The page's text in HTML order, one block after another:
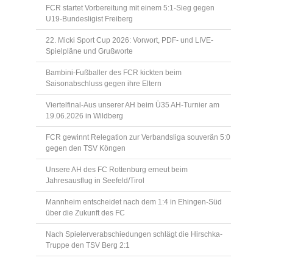
FCR startet Vorbereitung mit einem 5:1-Sieg gegen
U19-Bundesligist Freiberg
22. Micki Sport Cup 2026: Vorwort, PDF- und LIVE-
Spielpläne und Grußworte
Bambini-Fußballer des FCR kickten beim
Saisonabschluss gegen ihre Eltern
Viertelfinal-Aus unserer AH beim Ü35 AH-Turnier am
19.06.2026 in Wildberg
FCR gewinnt Relegation zur Verbandsliga souverän 5:0
gegen den TSV Köngen
Unsere AH des FC Rottenburg erneut beim
Jahresausflug in Seefeld/Tirol
Mannheim entscheidet nach dem 1:4 in Ehingen-Süd
über die Zukunft des FC
Nach Spielerverabschiedungen schlägt die Hirschka-
Truppe den TSV Berg 2:1